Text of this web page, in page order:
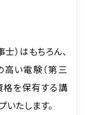
）はもちろん、
い電験（第三
格を保有する講
たします。